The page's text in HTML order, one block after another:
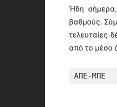
Ήδη
βαθμούς.
τελευταίες
από το μέσο
ΑΠΕ-ΜΠΕ